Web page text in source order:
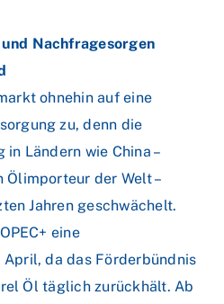
Nachfragesorgen
ohnehin auf eine
zu, denn die
Ländern wie China –
der Welt –
Jahren geschwächelt.
eine
da das Förderbündnis
Öl täglich zurückhält. Ab